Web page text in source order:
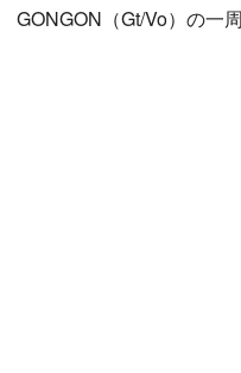
GONGON（Gt/Vo）の一周